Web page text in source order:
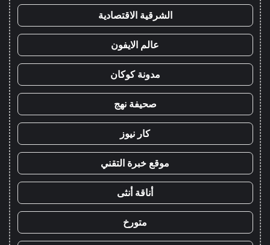
الشرقية الاقتصادية
عالم الايفون
مدونة كوكان
صحيفة نهج
كار نيوز
موقع خبرة التقني
أناقة أنثى
متورخ